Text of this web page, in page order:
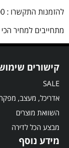
להזמנות התקשרו : 050-7843000
מתחייבים למחיר
קישורים
SALE
אדריכל, מעצב,
השוואת מוצרים
מבצע הכל לדירה
מידע נוסף